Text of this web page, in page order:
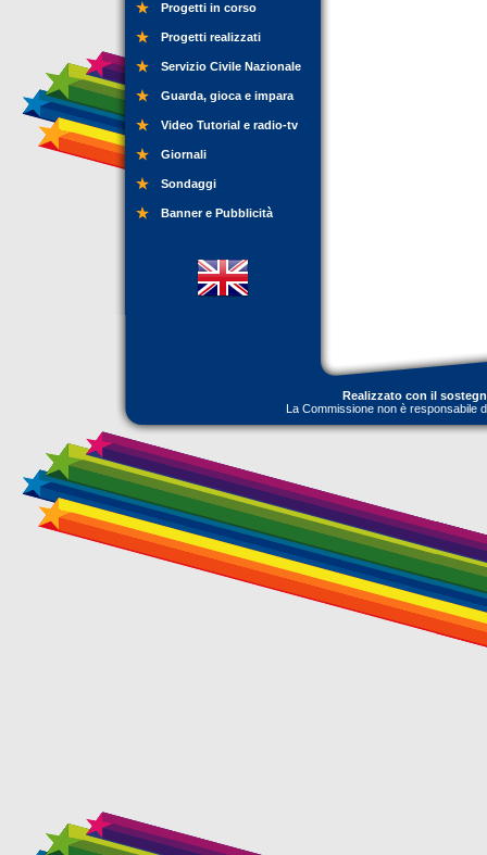
Progetti in corso
Progetti realizzati
Servizio Civile Nazionale
Guarda, gioca e impara
Video Tutorial e radio-tv
Giornali
Sondaggi
Banner e Pubblicità
Realizzato con il
La Commissione non è responsabile